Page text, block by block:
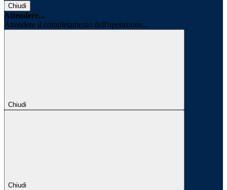
Chiudi
Attendere...
Attendere il completamento dell'operazione...
Chiudi
Chiudi